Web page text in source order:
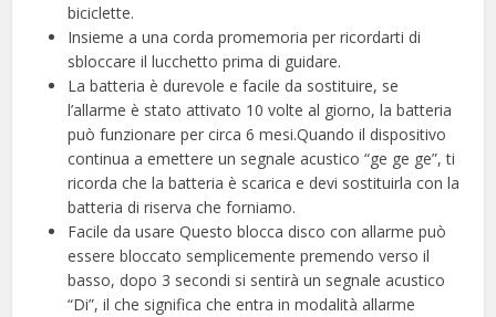
biciclette.
Insieme a una corda promemoria per ricordarti di
sbloccare il lucchetto prima di guidare.
La batteria è durevole e facile da sostituire, se
l’allarme è stato attivato 10 volte al giorno, la batteria
può funzionare per circa 6 mesi.Quando il dispositivo
continua a emettere un segnale acustico “ge ge ge”, ti
ricorda che la batteria è scarica e devi sostituirla con la
batteria di riserva che forniamo.
Facile da usare Questo blocca disco con allarme può
essere bloccato semplicemente premendo verso il
basso, dopo 3 secondi si sentirà un segnale acustico
“Di”, il che significa che entra in modalità allarme